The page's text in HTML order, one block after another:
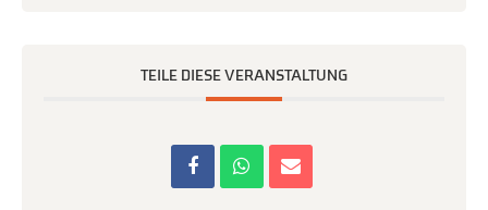
TEILE DIESE VERANSTALTUNG